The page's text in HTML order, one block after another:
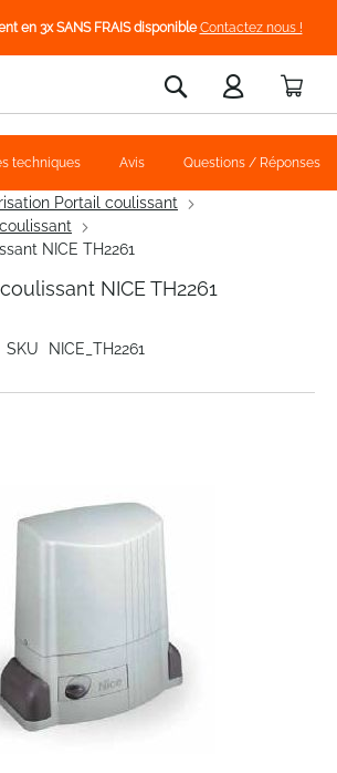
en 3x SANS FRAIS disponible Contactez nous !
Rechercher
Portail coulissant
NICE TH2261
NICE TH2261
SKU NICE_TH2261
techniques Avis Questions / Réponses